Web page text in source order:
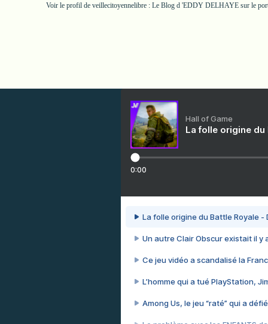
Voir le profil de veillecitoyennelibre : Le Blog d 'EDDY DELHAYE sur le
Hall of Game
La folle origine du
0:00
La folle origine du Battle Royale -
Un autre Clair Obscur existait il y
Ce jeu vidéo a scandalisé la
L’homme qui a tué PlayStation,
Among Us, le jeu “raté” qui a